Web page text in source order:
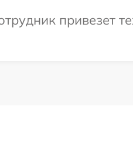
привезет